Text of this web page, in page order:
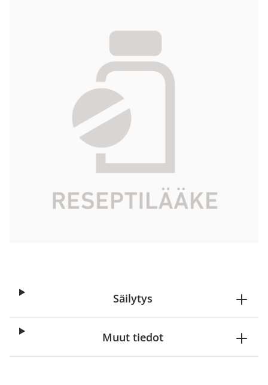
liuosta varten 5 mg 28 x 1 kpl
18 336,92 €
463088
Vaikuttava aine teduglutidi
28 x 1 kpl
Takeda Oy
Tarkista Kela-korvattavuus
Säilytys
Muut tiedot